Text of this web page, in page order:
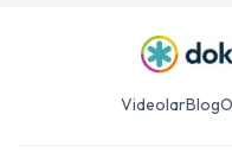
VideolarBlog